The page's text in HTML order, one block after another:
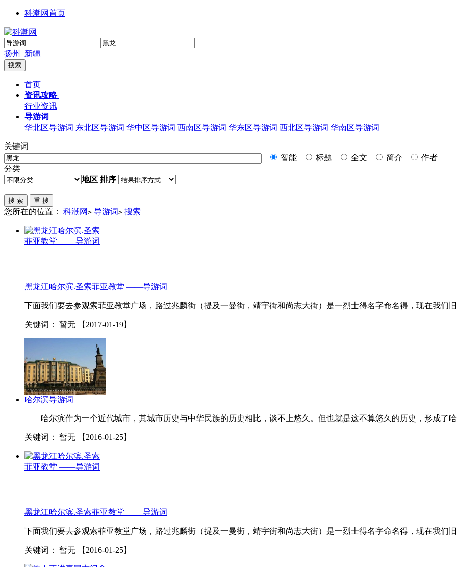
科潮网首页
扬州 新疆
首页
资讯攻略
行业资讯
导游词
华北区导游词 东北区导游词 华中区导游词 西南区导游词 华东区导游词 西北区导游词 华南区导游词
关键词
智能
标题 全文 简介
作者
分类
地区 排序
您所在的位置： 科潮网 > 导游词> 搜索
黑龙江哈尔滨.圣索菲亚教堂 ——导游词
下面我们要去参观索菲亚教堂广场，路过兆麟街（提及一曼街，靖宇街和尚志大街）是一烈士得名字命名得，现在我们
关键词： 暂无 【2017-01-19】
哈尔滨导游词
哈尔滨作为一个近代城市，其城市历史与中华民族的历史相比，谈不上悠久。但也就是这不算悠久的历史，形成了
关键词： 暂无 【2016-01-25】
黑龙江哈尔滨.圣索菲亚教堂 ——导游词
下面我们要去参观索菲亚教堂广场，路过兆麟街（提及一曼街，靖宇街和尚志大街）是一烈士得名字命名得，现在我们
关键词： 暂无 【2016-01-25】